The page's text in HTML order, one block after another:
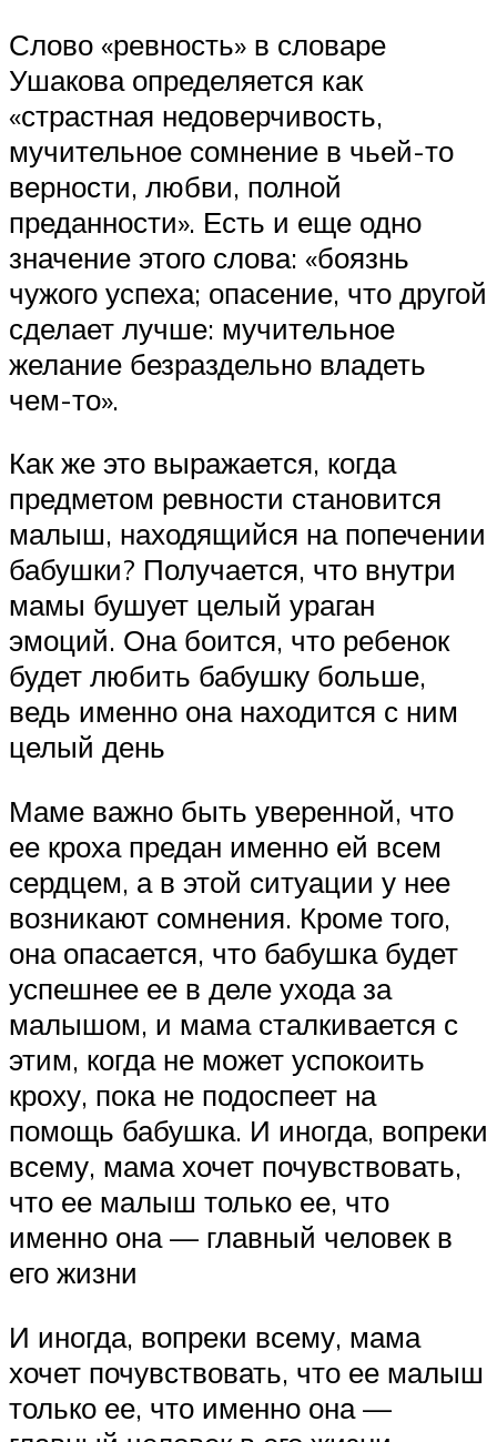
Слово «ревность» в словаре
Ушакова определяется как
«страстная недоверчивость,
мучительное сомнение в чьей-то
верности, любви, полной
преданности». Есть и еще одно
значение этого слова: «боязнь
чужого успеха; опасение, что другой
сделает лучше: мучительное
желание безраздельно владеть
чем-то».
Как же это выражается, когда
предметом ревности становится
малыш, находящийся на попечении
бабушки? Получается, что внутри
мамы бушует целый ураган
эмоций. Она боится, что ребенок
будет любить бабушку больше,
ведь именно она находится с ним
целый день
Маме важно быть уверенной, что
ее кроха предан именно ей всем
сердцем, а в этой ситуации у нее
возникают сомнения. Кроме того,
она опасается, что бабушка будет
успешнее ее в деле ухода за
малышом, и мама сталкивается с
этим, когда не может успокоить
кроху, пока не подоспеет на
помощь бабушка. И иногда, вопреки
всему, мама хочет почувствовать,
что ее малыш только ее, что
именно она — главный человек в
его жизни
И иногда, вопреки всему, мама
хочет почувствовать, что ее малыш
только ее, что именно она —